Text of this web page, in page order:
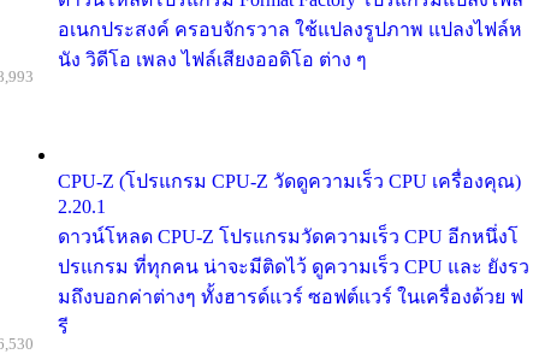
อเนกประสงค์ ครอบจักรวาล ใช้แปลงรูปภาพ แปลงไฟล์ห
นัง วิดีโอ เพลง ไฟล์เสียงออดิโอ ต่าง ๆ
CPU-Z (โปรแกรม CPU-Z วัดดูความเร็ว CPU เครื่องคุณ)
2.20.1
ดาวน์โหลด CPU-Z โปรแกรมวัดความเร็ว CPU อีกหนึ่งโ
ปรแกรม ที่ทุกคน น่าจะมีติดไว้ ดูความเร็ว CPU และ ยังรว
มถึงบอกค่าต่างๆ ทั้งฮารด์แวร์ ซอฟต์แวร์ ในเครื่องด้วย ฟ
รี